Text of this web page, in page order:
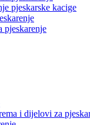
pjeskarske kacige
pjeskarenje
i dijelovi za